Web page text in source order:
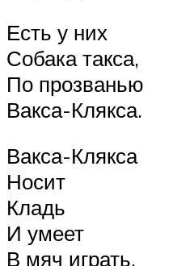
Есть у них
Собака такса,
По прозванью
Вакса-Клякса.
Вакса-Клякса
Носит
Кладь
И умеет
В мяч играть.